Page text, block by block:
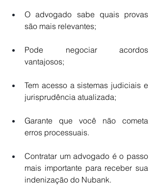
O advogado sabe quais provas
são mais relevantes;
Pode negociar acordos
vantajosos;
Tem acesso a sistemas judiciais e
jurisprudência atualizada;
Garante que você não cometa
erros processuais.
Contratar um advogado é o passo
mais importante para receber sua
indenização do Nubank.